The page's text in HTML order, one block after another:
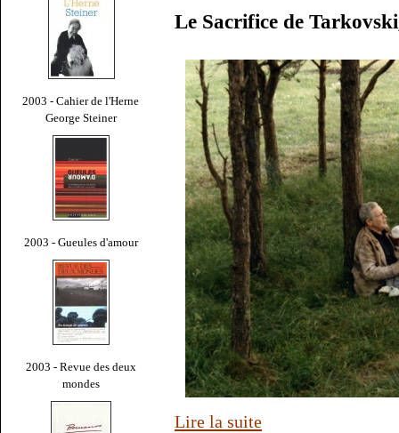
2003 - Cahier de l'Herne
George Steiner
2003 - Gueules d'amour
2003 - Revue des deux
mondes
Le Sacrifice de
Lire la suite